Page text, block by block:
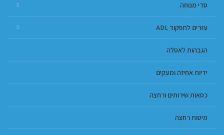
סדי מנוחה
עזרים לתפקוד ADL
הגבהות לאסלה
ידיות אחיזה ומעקים
כסאות שירותים ורחצה
מיטות רחצה